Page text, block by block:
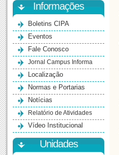
Informações
Boletins CIPA
Eventos
Fale Conosco
Jornal Campus Informa
Localização
Normas e Portarias
Notícias
Relatório de Atividades
Vídeo Institucional
Unidades